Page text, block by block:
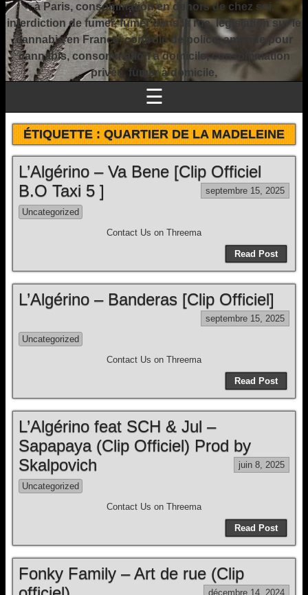
à Paris, consommation en dehors de chez soi,
interdiction de fumer, fumer dans la rue, législation sur le
cannabis en France, contrôle de police, amende pour
cannabis, consommation à domicile, consommation
privée, fumer à domicile,
☰
ÉTIQUETTE :QUARTIER DE LA MADELEINE
L’Algérino – Va Bene [Clip Officiel
B.O Taxi 5 ]
septembre 15, 2025
Uncategorized
Contact Us on Threema
Read Post
L’Algérino – Banderas [Clip Officiel]
septembre 15, 2025
Uncategorized
Contact Us on Threema
Read Post
L’Algérino feat SCH & Jul –
Sapapaya (Clip Officiel) Prod by
Skalpovich
juin 8, 2025
Uncategorized
Contact Us on Threema
Read Post
Fonky Family – Art de rue (Clip
décembre 14, 2024